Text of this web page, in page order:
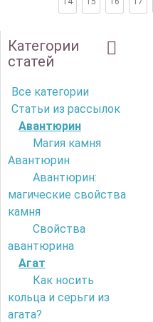
Категории
статей
Все категории
Статьи из рассылок
Авантюрин
Магия камня
Авантюрин
Авантюрин:
магические свойства
камня
Свойства
авантюрина
Агат
Как носить
кольца и серьги из
агата?